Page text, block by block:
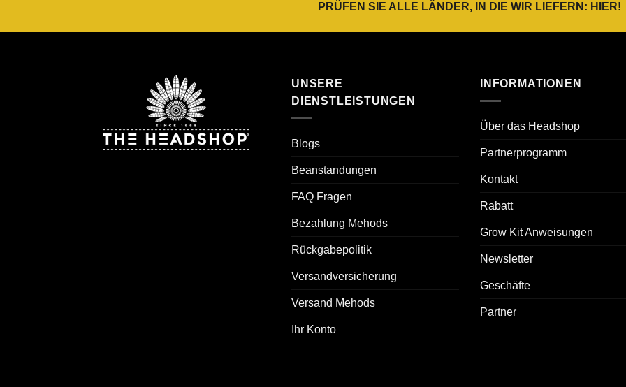
PRÜFEN SIE ALLE LÄNDER, IN DIE WIR LIEFERN: HIER!
UNSERE
DIENSTLEISTUNGEN
Blogs
Beanstandungen
FAQ Fragen
Bezahlung Mehods
Rückgabepolitik
Versandversicherung
Versand Mehods
Ihr Konto
INFORMATIONEN
Über das Headshop
Partnerprogramm
Kontakt
Rabatt
Grow Kit Anweisungen
Newsletter
Geschäfte
Partner